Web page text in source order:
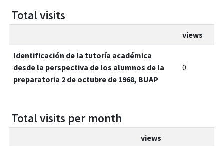
Total visits
views
Identificación de la tutoría académica
desde la perspectiva de los alumnos de la
preparatoria 2 de octubre de 1968, BUAP
0
Total visits per month
views